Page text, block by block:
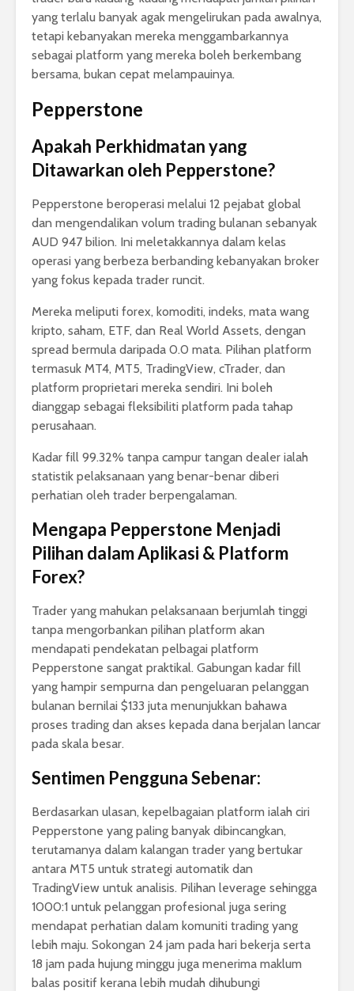
yang terlalu banyak agak mengelirukan pada awalnya,
tetapi kebanyakan mereka menggambarkannya
sebagai platform yang mereka boleh berkembang
bersama, bukan cepat melampauinya.
Pepperstone
Apakah Perkhidmatan yang
Ditawarkan oleh Pepperstone?
Pepperstone beroperasi melalui 12 pejabat global
dan mengendalikan volum trading bulanan sebanyak
AUD 947 bilion. Ini meletakkannya dalam kelas
operasi yang berbeza berbanding kebanyakan broker
yang fokus kepada trader runcit.
Mereka meliputi forex, komoditi, indeks, mata wang
kripto, saham, ETF, dan Real World Assets, dengan
spread bermula daripada 0.0 mata. Pilihan platform
termasuk MT4, MT5, TradingView, cTrader, dan
platform proprietari mereka sendiri. Ini boleh
dianggap sebagai fleksibiliti platform pada tahap
perusahaan.
Kadar fill 99.32% tanpa campur tangan dealer ialah
statistik pelaksanaan yang benar-benar diberi
perhatian oleh trader berpengalaman.
Mengapa Pepperstone Menjadi
Pilihan dalam Aplikasi & Platform
Forex?
Trader yang mahukan pelaksanaan berjumlah tinggi
tanpa mengorbankan pilihan platform akan
mendapati pendekatan pelbagai platform
Pepperstone sangat praktikal. Gabungan kadar fill
yang hampir sempurna dan pengeluaran pelanggan
bulanan bernilai $133 juta menunjukkan bahawa
proses trading dan akses kepada dana berjalan lancar
pada skala besar.
Sentimen Pengguna Sebenar:
Berdasarkan ulasan, kepelbagaian platform ialah ciri
Pepperstone yang paling banyak dibincangkan,
terutamanya dalam kalangan trader yang bertukar
antara MT5 untuk strategi automatik dan
TradingView untuk analisis. Pilihan leverage sehingga
1000:1 untuk pelanggan profesional juga sering
mendapat perhatian dalam komuniti trading yang
lebih maju. Sokongan 24 jam pada hari bekerja serta
18 jam pada hujung minggu juga menerima maklum
balas positif kerana lebih mudah dihubungi